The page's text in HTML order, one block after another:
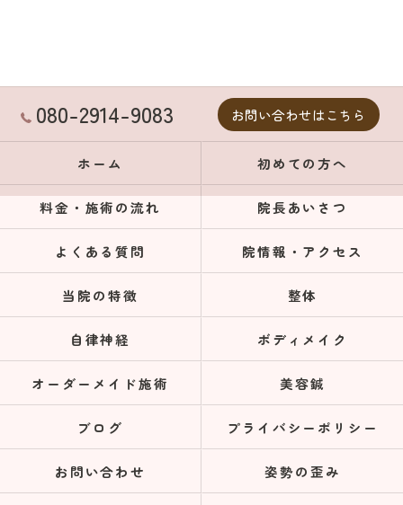
080-2914-9083 お問い合わせはこちら
ホーム 初めての方へ
料金・施術の流れ 院長あいさつ
よくある質問 院情報・アクセス
当院の特徴 整体
自律神経 ボディメイク
オーダーメイド施術 美容鍼
ブログ プライバシーポリシー
お問い合わせ 姿勢の歪み